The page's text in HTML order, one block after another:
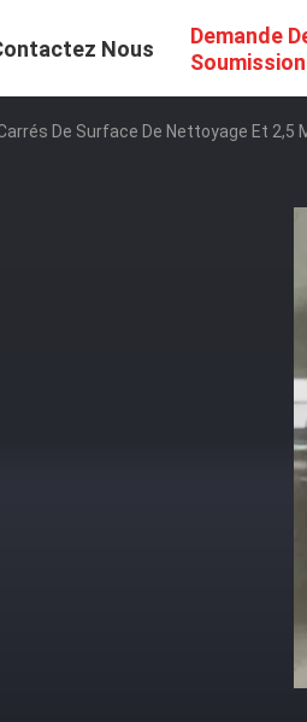
Nous
Demande
Soumission
De Surface De Nettoyage Et 2,5